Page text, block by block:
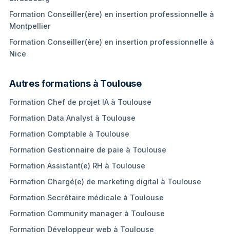
Formation Conseiller(ère) en insertion professionnelle à
Montpellier
Formation Conseiller(ère) en insertion professionnelle à
Nice
Autres formations à Toulouse
Formation Chef de projet IA à Toulouse
Formation Data Analyst à Toulouse
Formation Comptable à Toulouse
Formation Gestionnaire de paie à Toulouse
Formation Assistant(e) RH à Toulouse
Formation Chargé(e) de marketing digital à Toulouse
Formation Secrétaire médicale à Toulouse
Formation Community manager à Toulouse
Formation Développeur web à Toulouse